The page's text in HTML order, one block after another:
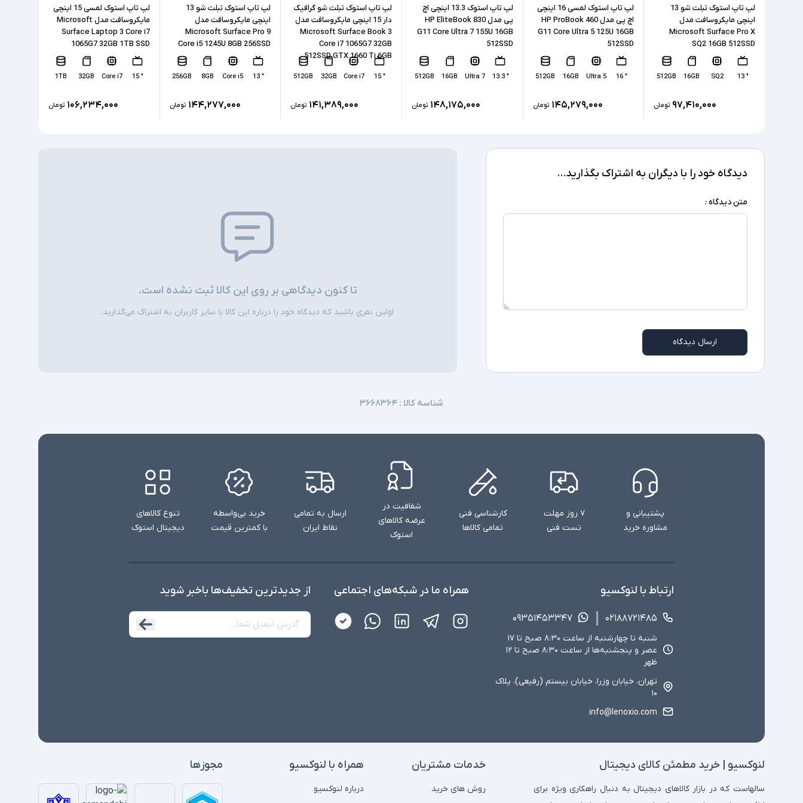
نوع حافظه داخلی SSD
پردازنده گرافیکی Intel Iris Xe Graphics
کارت گرافیک اختصاصی ندارد
headphone/microphone combo jack
سیم کارت خور - نور پس زمینه کیبورد - اسکنر اثر
امنیتی
توضیحات تکمیلی
انگشت و دوربین تشخیص چهره در همه مدلها
لپ تاپ استوک تبلت شو 13
اینچی مایکروسافت مدل
Microsoft Surface Pro X
SQ2 16GB 512SSD
" 13
SQ2
16GB
512GB
۹۷,۴۱۰,۰۰۰ تومان
لپ تاپ استوک لمسی 16 اینچی
اچ پی مدل HP ProBook 460
G11 Core Ultra 5 125U 16GB
512SSD
" 16
Ultra 5
16GB
512GB
۱۴۵,۲۷۹,۰۰۰ تومان
لپ تاپ استوک 13.3 اینچی اچ
پی مدل HP EliteBook 830
G11 Core Ultra 7 155U 16GB
512SSD
" 13.3
Ultra 7
16GB
512GB
۱۴۸,۱۷۵,۰۰۰ تومان
لپ تاپ استوک تبلت شو گرافیک
دار 15 اینچی مایکروسافت مدل
Microsoft Surface Book 3
Core i7 1065G7 32GB
512SSD GTX 1660 Ti 6GB
" 15
Core i7
32GB
512GB
۱۴۱,۳۸۹,۰۰۰ تومان
لپ تاپ استوک تبلت شو 13
اینچی مایکروسافت مدل
Microsoft Surface Pro 9
Core i5 1245U 8GB 256SSD
" 13
Core i5
8GB
256GB
۱۴۴,۲۷۷,۰۰۰ تومان
لپ تاپ استوک لمسی 15 اینچی
مایکروسافت مدل Microsoft
Surface Laptop 3 Core i7
1065G7 32GB 1TB SSD
" 15
Core i7
32GB
1TB
۱۰۶,۲۳۴,۰۰۰ تومان
دیدگاه خود را با دیگران به اشتراک بگذارید...
متن دیدگاه :
ارسال دیدگاه
تا کنون دیدگاهی بر روی این کالا ثبت نشده است.
اولین نفری باشید که دیدگاه خود را درباره این کالا با سایر کاربران به اشتراک می‌گذارید.
شناسه کالا : ۳۶۶۸۳۶۴
پشتیبانی و
مشاوره خرید
۷ روز مهلت
تست فنی
کارشناسی فنی
تمامی کالاها
شفافیت در
عرضه کالاهای
استوک
ارسال به تمامی
نقاط ایران
خرید بی‌واسطه
با کمترین قیمت
تنوع کالاهای
دیجیتال استوک
ارتباط با لنوکسیو
۰۲۱۸۸۷۲۱۴۸۵ ۰۹۳۵۱۴۵۳۳۴۷
شنبه تا چهارشنبه از ساعت ۸:۳۰ صبح تا ۱۷
عصر و پنجشنبه‌ها از ساعت ۸:۳۰ صبح تا ۱۲
ظهر
تهران، خیابان وزرا، خیابان بیستم (رفیعی)، پلاک
۱۰
info@lenoxio.com
همراه ما در شبکه‌های اجتماعی از جدید‌ترین تخفیف‌ها با‌خبر شوید
لنوکسیو | خرید مطمئن کالای دیجیتال
سالهاست که در بازار کالاهای دیجیتال به دنبال راهکاری ویژه برای
خدمات مشتریان
روش های خرید
همراه با لنوکسیو
درباره لنوکسیو
مجوزها